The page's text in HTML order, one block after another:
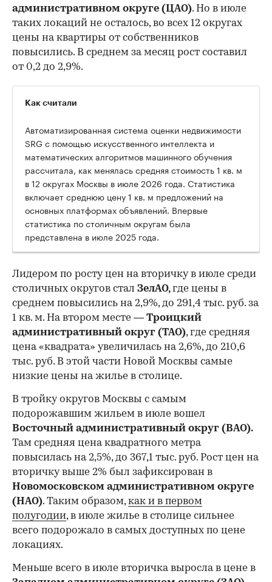
административном округе (ЦАО). Но в июле
таких локаций не осталось, во всех 12 округах
цены на квартиры от собственников
повысились. В среднем за месяц рост составил
от 0,2 до 2,9%.
Как считали
Автоматизированная система оценки недвижимости
SRG с помощью искусственного интеллекта и
математических алгоритмов машинного обучения
рассчитала, как менялась средняя стоимость 1 кв. м
в 12 округах Москвы в июле 2026 года. Статистика
включает среднюю цену 1 кв. м предложений на
основных платформах объявлений. Впервые
статистика по столичным округам была
представлена в июле 2025 года.
Лидером по росту цен на вторичку в июле среди
столичных округов стал ЗелАО,где цены в
среднем повысились на 2,9%, до 291,4 тыс. руб. за
1 кв. м. На втором месте — Троицкий
административный округ (ТАО), где средняя
цена «квадрата» увеличилась на 2,6%, до 210,6
тыс. руб. В этой части Новой Москвы самые
низкие цены на жилье в столице.
В тройку округов Москвы с самым
подорожавшим жильем в июле вошел
Восточный административный округ (ВАО).
Там средняя цена квадратного метра
повысилась на 2,5%, до 367,1 тыс. руб. Рост цен на
вторичку выше 2% был зафиксирован в
Новомосковском административном округе
(НАО). Таким образом,как и в первом
полугодии, в июле жилье в столице сильнее
всего подорожало в самых доступных по цене
локациях.
Меньше всего в июле вторичка выросла в цене в